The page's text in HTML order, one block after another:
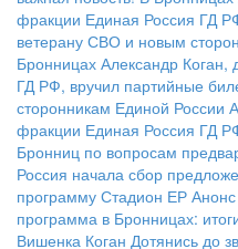
фракции Единая Россия ГД
ветерану СВО и новым
Бронницах Александр Коган,
ГД РФ, вручил партийные
сторонникам Единой России
фракции Единая Россия ГД
Бронниц по вопросам
Россия начала сбор
программу Стадион ЕР
программа в Бронницах:
Вишенка Коган Дотянись до